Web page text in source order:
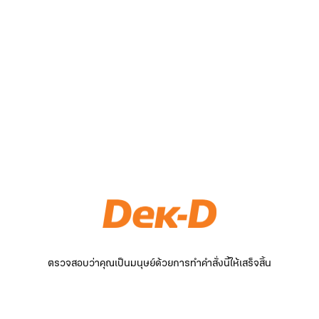
ตรวจสอบว่าคุณเป็นมนุษย์ด้วยการทำคำสั่งนี้ให้เสร็จสิ้น